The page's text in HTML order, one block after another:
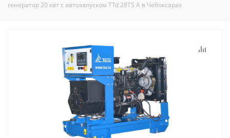
генератор 20 квт с автозапуском TTd 28TS A в Чебоксарах